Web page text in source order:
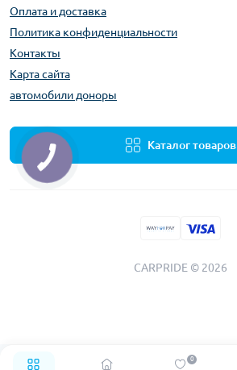
0
Оплата и доставка
Политика конфиденциальности
Контакты
Карта сайта
автомобили доноры
Каталог товаров
CARPRIDE © 2026